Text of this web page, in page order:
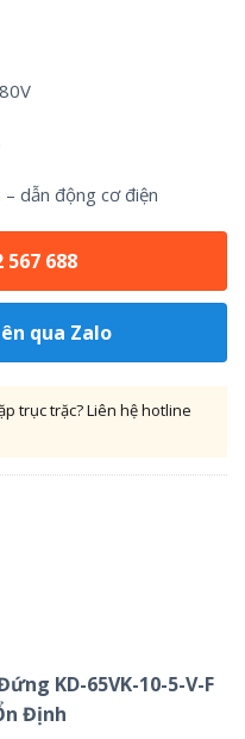
dẫn động cơ điện
688
qua Zalo
trục trặc? Liên hệ hotline
KD-65VK-10-5-V-F
Định